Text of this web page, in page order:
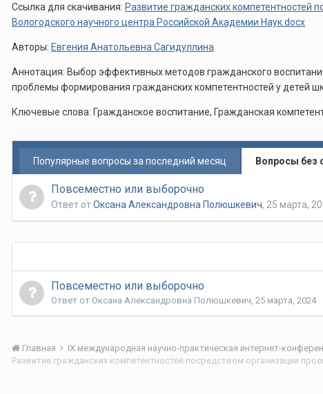
Ссылка для скачивания: Развитие гражданских компетентностей
Вологодского научного центра Российской Академии Наук.docx
Авторы: Евгения Анатольевна Сагидуллина
Аннотация: Выбор эффективных методов гражданского
проблемы формирования гражданских компетентностей у детей
Ключевые слова: Гражданское воспитание, Гражданская
Популярные вопросы за последний месяц Вопросы без
Повсеместно или выборочно
Ответ отОксана Александровна Полюшкевич, 25 марта,
Повсеместно или выборочно
Ответ от Оксана Александровна Полюшкевич, 25 марта, 2024
Главная